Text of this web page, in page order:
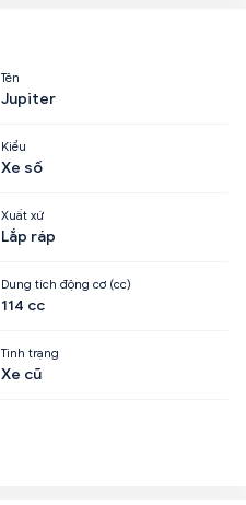
Tên
Jupiter
Kiểu
Xe số
Xuất xứ
Lắp ráp
Dung tích động cơ (cc)
114 cc
Tình trạng
Xe cũ